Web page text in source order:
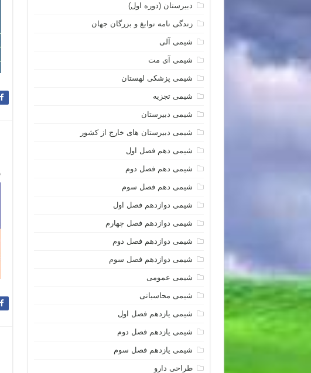
دبیرستان (دوره اول)
زندگی نامه نوابغ و بزرگان جهان
شیمی آلی
شیمی آی مت
شیمی پزشکی لهستان
شیمی تجزیه
شیمی دبیرستان
شیمی دبیرستان های خارج از کشور
شیمی دهم فصل اول
شیمی دهم فصل دوم
شیمی دهم فصل سوم
شیمی دوازدهم فصل اول
شیمی دوازدهم فصل چهارم
شیمی دوازدهم فصل دوم
شیمی دوازدهم فصل سوم
شیمی عمومی
شیمی محاسباتی
شیمی یازدهم فصل اول
شیمی یازدهم فصل دوم
شیمی یازدهم فصل سوم
طراحی دارو